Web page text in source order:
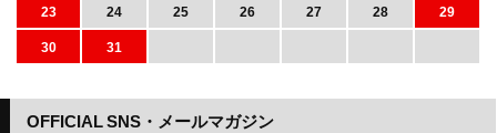
OFFICIAL SNS・メールマガジン
23
24 25 26 27 28
29
30
31